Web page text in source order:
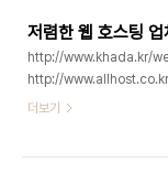
판 라스베리파이라고도 할 만
관심이 많던 나로서도 매우
상암동 누리꿈스퀘어에 있
터에 입주한 데모룸에서 열
외형 우선 오픈피씨(Open
스다. 더 튼튼한 전용 케이스
저렴한 웹 호스팅
http://www.khada.kr/
http://
http://
더보기